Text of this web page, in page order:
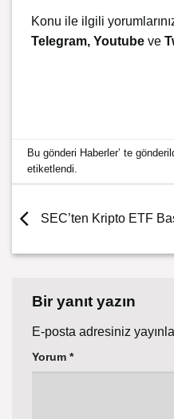
Konu ile ilgili
Telegram, Youtube ve
Bu gönderi Haberler’ te
etiketlendi.
SEC’ten Kripto ETF
Bir yanıt yazın
E-posta adresiniz
Yorum *